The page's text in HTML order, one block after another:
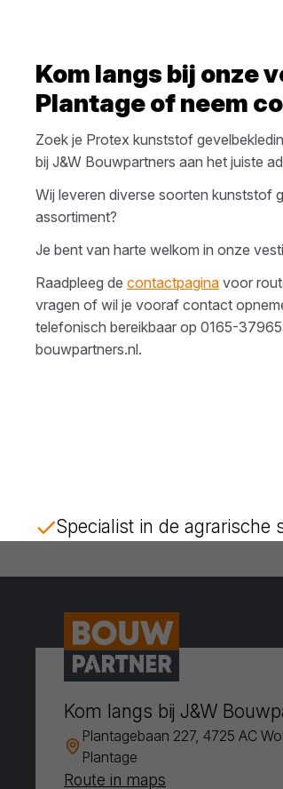
Kom langs bij onze
Plantageof neem
Zoek je Protex kunststof
bij J&W Bouwpartners aan het juiste
Wij leveren diverse soorten kunststof
assortiment?
Je bent van harte welkom in onze
Raadpleeg de contactpagina voor
vragen of wil je vooraf contact
telefonisch bereikbaar op 0165-
bouwpartners.nl.
Specialist in de agrarische
Kom langs bij J&W
Plantagebaan 227, 4725 AC
Plantage
Route in maps